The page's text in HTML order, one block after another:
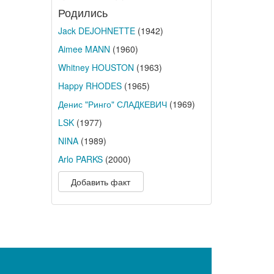
Родились
Jack DEJOHNETTE(1942)
Aimee MANN (1960)
Whitney HOUSTON (1963)
Happy RHODES(1965)
Денис "Ринго" СЛАДКЕВИЧ(1969)
LSK(1977)
NINA(1989)
Arlo PARKS(2000)
Добавить факт